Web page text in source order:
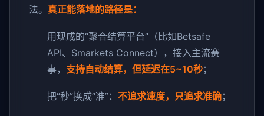
法。 真正能落地的路径是：
用现成的“聚合结算平台”（比如Betsafe
API、Smarkets Connect），接入主流赛
事， 支持自动结算，但延迟在5~10秒；
把“秒”换成“准”： 不追求速度，只追求准确；